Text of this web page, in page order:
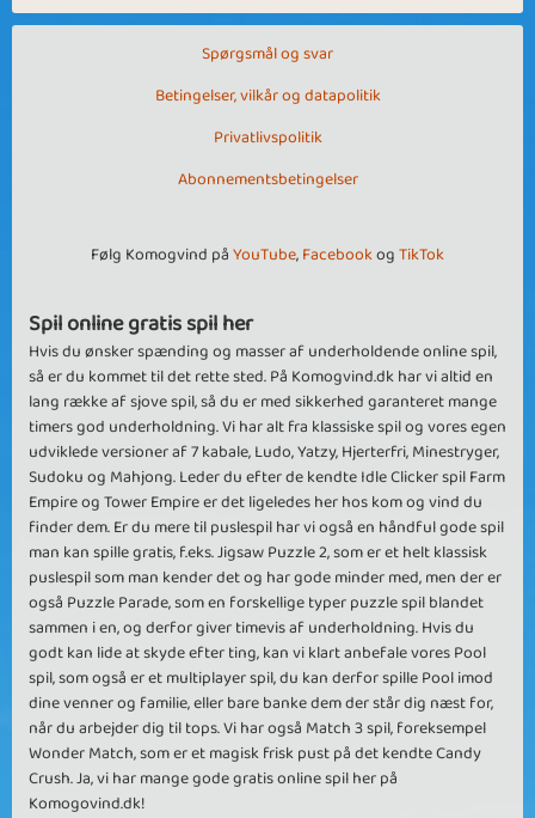
Spørgsmål og svar
Betingelser, vilkår og datapolitik
Privatlivspolitik
Abonnementsbetingelser
Følg Komogvind påYouTube,FacebookogTikTok
Spil online gratis spil her
Hvis du ønsker spænding og masser af underholdende online spil,
så er du kommet til det rette sted. På Komogvind.dk har vi altid en
lang række af sjove spil, så du er med sikkerhed garanteret mange
timers god underholdning. Vi har alt fra klassiske spil og vores egen
udviklede versioner af 7 kabale, Ludo, Yatzy, Hjerterfri, Minestryger,
Sudoku og Mahjong. Leder du efter de kendte Idle Clicker spil Farm
Empire og Tower Empire er det ligeledes her hos kom og vind du
finder dem. Er du mere til puslespil har vi også en håndful gode spil
man kan spille gratis, f.eks. Jigsaw Puzzle 2, som er et helt klassisk
puslespil som man kender det og har gode minder med, men der er
også Puzzle Parade, som en forskellige typer puzzle spil blandet
sammen i en, og derfor giver timevis af underholdning. Hvis du
godt kan lide at skyde efter ting, kan vi klart anbefale vores Pool
spil, som også er et multiplayer spil, du kan derfor spille Pool imod
dine venner og familie, eller bare banke dem der står dig næst for,
når du arbejder dig til tops. Vi har også Match 3 spil, foreksempel
Wonder Match, som er et magisk frisk pust på det kendte Candy
Crush. Ja, vi har mange gode gratis online spil her på
Komogovind.dk!